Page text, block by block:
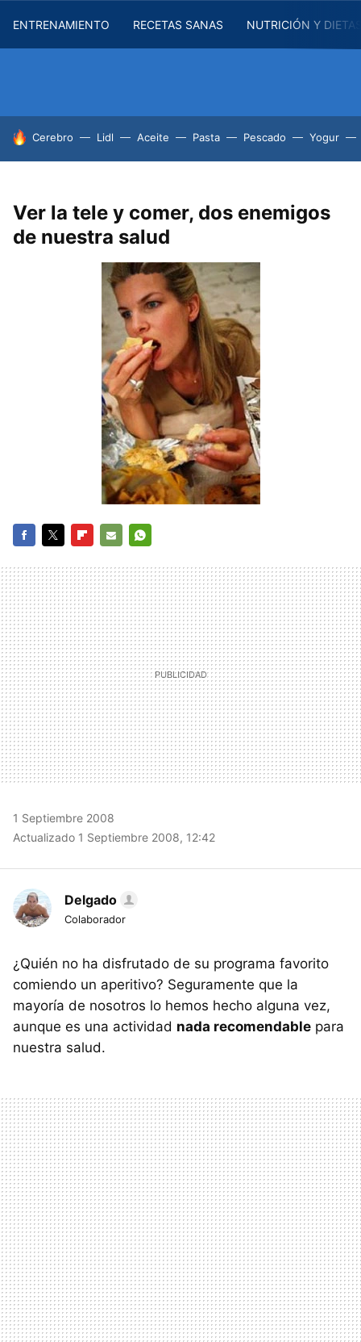
ENTRENAMIENTO RECETAS SANAS NUTRICIÓN Y
HOY SE HABLA DE
Cerebro Lidl Aceite Pasta Pescado Yogur
Ver la tele y comer, dos enemigos
de nuestra salud
MAIL
1 Septiembre 2008
Actualizado 1 Septiembre 2008, 12:42
Delgado
Colaborador
¿Quién no ha disfrutado de su programa favorito
comiendo un aperitivo? Seguramente que la
mayoría de nosotros lo hemos hecho alguna vez,
aunque es una actividad nada recomendable para
nuestra salud.